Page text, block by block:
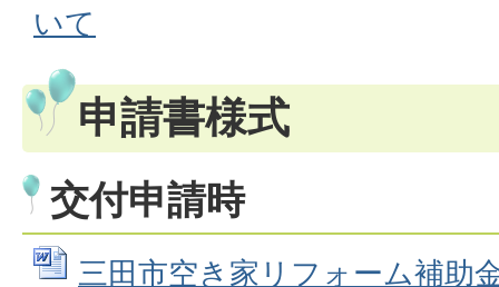
いて
申請書様式
交付申請時
三田市空き家リフォーム補助